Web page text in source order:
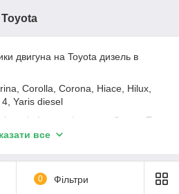
Toyota
двигуна на Toyota дизель в
Corolla, Corona, Hiace, Hilux,
Yaris diesel
інформацію запитуйте по E-
Toyota, прокладка впускного/
все
0 Фільтри